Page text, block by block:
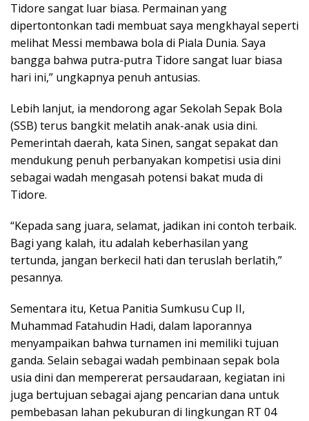
Tidore sangat luar biasa. Permainan yang
dipertontonkan tadi membuat saya mengkhayal seperti
melihat Messi membawa bola di Piala Dunia. Saya
bangga bahwa putra-putra Tidore sangat luar biasa
hari ini,” ungkapnya penuh antusias.
Lebih lanjut, ia mendorong agar Sekolah Sepak Bola
(SSB) terus bangkit melatih anak-anak usia dini.
Pemerintah daerah, kata Sinen, sangat sepakat dan
mendukung penuh perbanyakan kompetisi usia dini
sebagai wadah mengasah potensi bakat muda di
Tidore.
“Kepada sang juara, selamat, jadikan ini contoh terbaik.
Bagi yang kalah, itu adalah keberhasilan yang
tertunda, jangan berkecil hati dan teruslah berlatih,”
pesannya.
Sementara itu, Ketua Panitia Sumkusu Cup II,
Muhammad Fatahudin Hadi, dalam laporannya
menyampaikan bahwa turnamen ini memiliki tujuan
ganda. Selain sebagai wadah pembinaan sepak bola
usia dini dan mempererat persaudaraan, kegiatan ini
juga bertujuan sebagai ajang pencarian dana untuk
pembebasan lahan pekuburan di lingkungan RT 04